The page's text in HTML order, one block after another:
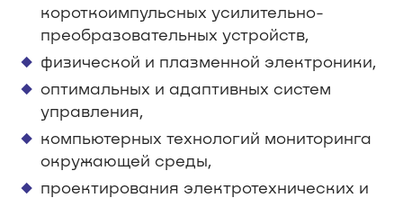
короткоимпульсных усилительно-
преобразовательных устройств,
физической и плазменной электроники,
оптимальных и адаптивных систем
управления,
компьютерных технологий мониторинга
окружающей среды,
проектирования электротехнических и